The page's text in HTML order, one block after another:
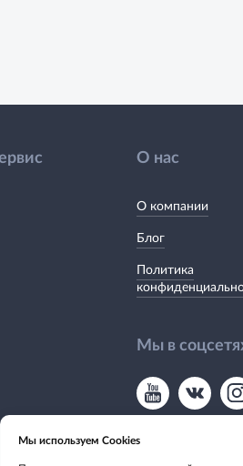
О нас
О компании
Блог
Политика
Мы в
Мы используем Cookies